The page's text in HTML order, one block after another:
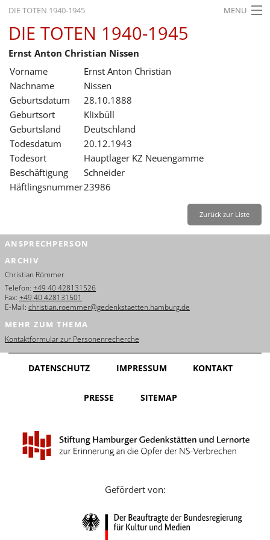
DIE TOTEN 1940-1945 MENU
STARTSEITE
AKTUELLES
AUSSTELLUNGEN
GESCHICHTE
BILDUNG
FORSCHUNG
SERVICE
Français
Dansk
Español
Nederlands
Português
Русский
Leichte Sprache
DIE TOTEN 1940-1945
Ernst Anton Christian Nissen
Vorname
Ernst Anton Christian
Nachname
Nissen
Geburtsdatum
28.10.1888
Geburtsort
Klixbüll
Geburtsland
Deutschland
Todesdatum
20.12.1943
Todesort
Hauptlager KZ Neuengamme
Beschäftigung
Schneider
Häftlingsnummer23986
Zurück zur Liste
ANSPRECHPERSON
ARCHIV
Christian Römmer
Telefon: +49 40 428131526
Fax: +49 40 428131501
E-Mail: christian.roemmer@gedenkstaetten.hamburg.de
MEHR ZUM THEMA
Kontaktformular zur Personenrecherche
DATENSCHUTZ IMPRESSUM KONTAKT
PRESSE SITEMAP
Gefördert von: